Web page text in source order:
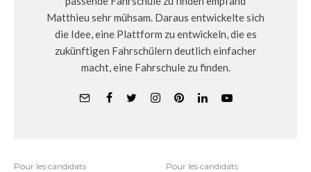
Matthieu sehr mühsam. Daraus entwickelte sich
die Idee, eine Plattform zu entwickeln, die es
zukünftigen Fahrschülern deutlich einfacher
macht, eine Fahrschule zu finden.
Pour les candidats Pour les candidats